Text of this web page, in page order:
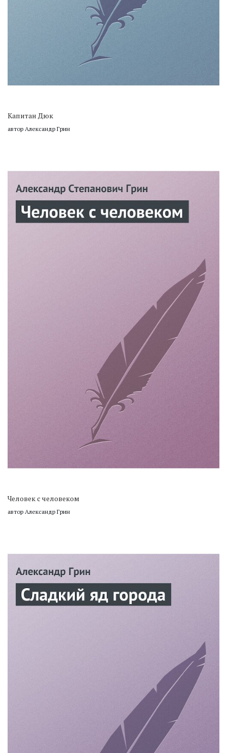
Капитан Дюк
автор Александр Грин
Человек с человеком
автор Александр Грин